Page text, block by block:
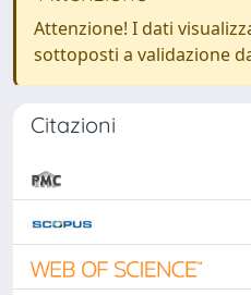
Attenzione! I dati
sottoposti a validazione
Citazioni